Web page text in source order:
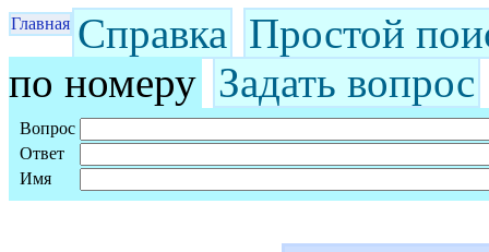
Главная Справка Простой
по номеру Задать вопрос
Вопрос
Ответ
Имя